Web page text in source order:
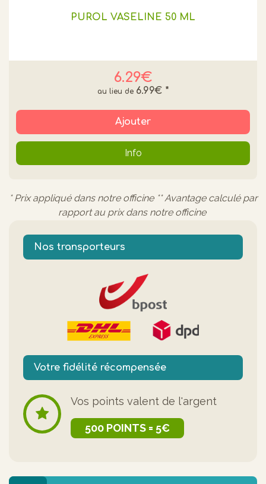
PUROL VASELINE 50 ML
6.29€
6.99€ *
Ajouter
Info
* Prix appliqué dans notre officine ** Avantage calculé par
rapport au prix dans notre officine
Nos transporteurs
Votre fidélité récompensée
Vos points valent de l'argent
500 POINTS = 5€